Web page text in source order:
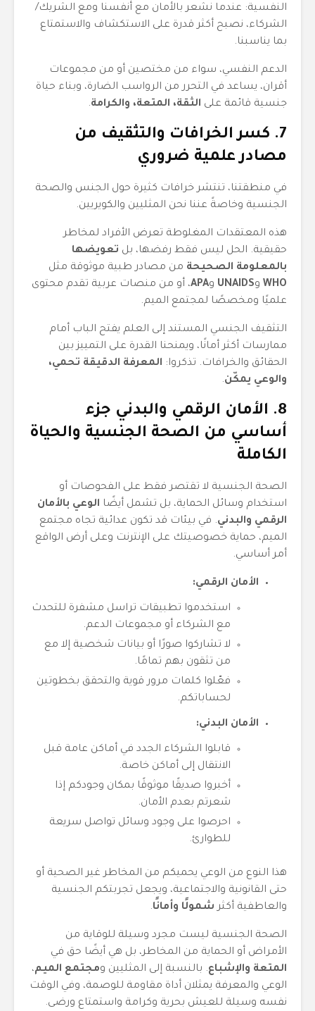
النفسية: عندما نشعر بالأمان مع أنفسنا ومع الشريك/
الشركاء، نصبح أكثر قدرة على الاستكشاف والاستمتاع
بما يناسبنا.
الدعم النفسي، سواء من مختصين أو من مجموعات
أقران، يساعد في التحرر من الرواسب الضارة، وبناء حياة
جنسية قائمة على الثقة، المتعة، والكرامة.
7. كسر الخرافات والتثقيف من
مصادر علمية ضروري
في منطقتنا، تنتشر خرافات كثيرة حول الجنس والصحة
الجنسية وخاصةً عننا نحن المثليين والكويريين.
هذه المعتقدات المغلوطة تعرض الأفراد لمخاطر
حقيقية. الحل ليس فقط رفضها، بل تعويضها
بالمعلومة الصحيحة من مصادر طبية موثوقة مثل
WHO وUNAIDS وAPA، أو من منصات عربية تقدم محتوى
علميًا ومخصصًا لمجتمع الميم.
التثقيف الجنسي المستند إلى العلم يفتح الباب أمام
ممارسات أكثر أمانًا، ويمنحنا القدرة على التمييز بين
الحقائق والخرافات. تذكروا: المعرفة الدقيقة تحمي،
والوعي يمكّن.
8. الأمان الرقمي والبدني جزء
أساسي من الصحة الجنسية والحياة
الكاملة
الصحة الجنسية لا تقتصر فقط على الفحوصات أو
استخدام وسائل الحماية، بل تشمل أيضًا الوعي بالأمان
الرقمي والبدني. في بيئات قد تكون عدائية تجاه مجتمع
الميم، حماية خصوصيتك على الإنترنت وعلى أرض الواقع
أمر أساسي.
الأمان الرقمي:
استخدموا تطبيقات تراسل مشفرة للتحدث
مع الشركاء أو مجموعات الدعم.
لا تشاركوا صورًا أو بيانات شخصية إلا مع
من تثقون بهم تمامًا.
فعّلوا كلمات مرور قوية والتحقق بخطوتين
لحساباتكم.
الأمان البدني:
قابلوا الشركاء الجدد في أماكن عامة قبل
الانتقال إلى أماكن خاصة.
أخبروا صديقًا موثوقًا بمكان وجودكم إذا
شعرتم بعدم الأمان.
احرصوا على وجود وسائل تواصل سريعة
للطوارئ.
هذا النوع من الوعي يحميكم من المخاطر غير الصحية أو
حتى القانونية والاجتماعية، ويجعل تجربتكم الجنسية
والعاطفية أكثر شمولًا وأمانًا.
الصحة الجنسية ليست مجرد وسيلة للوقاية من
الأمراض أو الحماية من المخاطر، بل هي أيضًا حق في
المتعة والإشباع. بالنسبة إلى المثليين ومجتمع الميم،
الوعي والمعرفة يمثلان أداة مقاومة للوصمة، وفي الوقت
نفسه وسيلة للعيش بحرية وكرامة واستمتاع ورضى.